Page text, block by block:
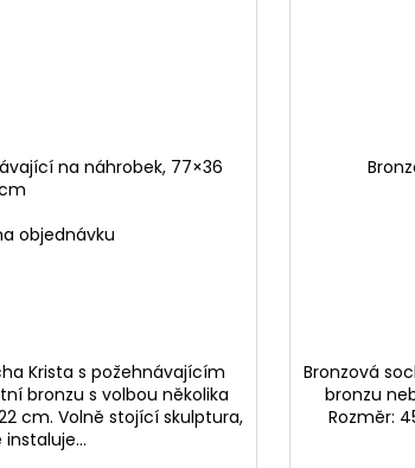
na náhrobek, 77×36
objednávku
Krista s požehnávajícím
bronzu s volbou několika
cm. Volně stojící skulptura,
Bronzová
bronzu
Rozměr: